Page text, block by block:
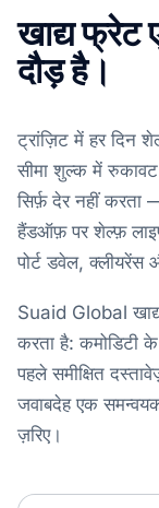
खाद्य फ्रेट
दौड़ है।
ट्रांज़िट में हर दिन
सीमा शुल्क में रुकावट
सिर्फ़ देर नहीं करता
हैंडऑफ़ पर शेल्फ़
पोर्ट डवेल, क्लीयरेंस
Suaid Global
करता है: कमोडिटी
पहले समीक्षित
जवाबदेह एक
ज़रिए।